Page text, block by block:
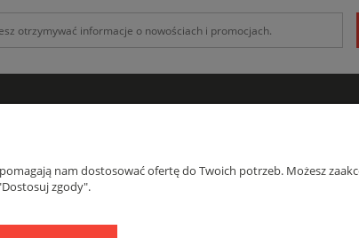
specjalne
Dostawy , Formy płatności
Blog
nam dostosować ofertę do Twoich potrzeb. Możesz
zgody".